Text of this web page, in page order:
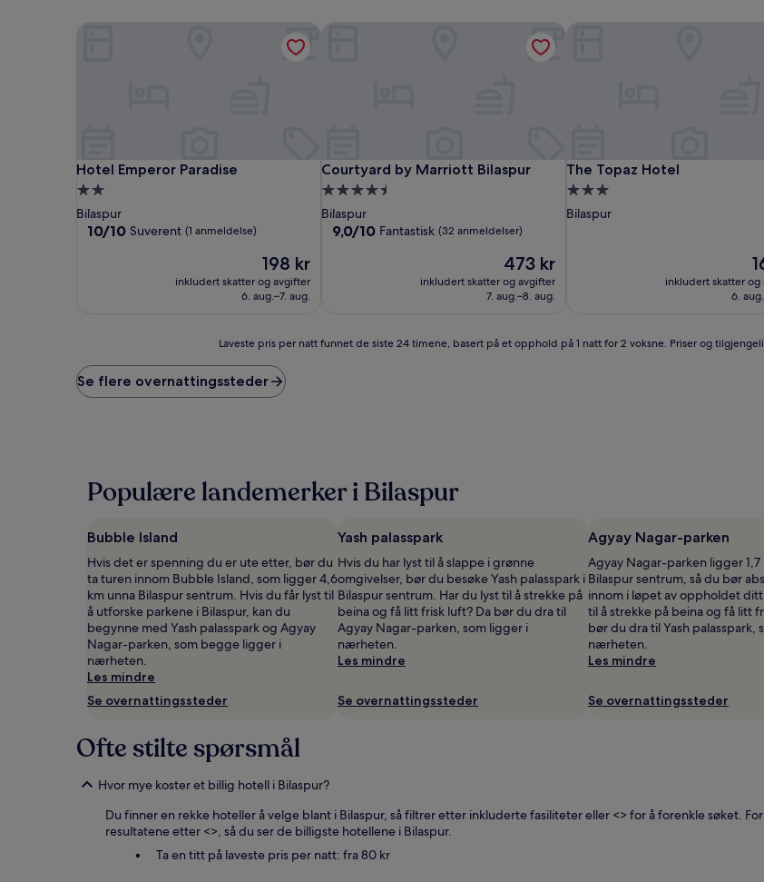
Hotel Emperor Paradise
Hotel Emperor Paradise
Overnattingssted
med
2.0
Bilaspur
10.0
10/10 Suverent (1 anmeldelse)
Prisen
er
198 kr
198 kr
inkludert skatter og avgifter
6. aug.–7. aug.
Courtyard by Marriott Bilaspur
Courtyard by Marriott Bilaspur
Overnattingssted
med
4.5
Bilaspur
9.0
9,0/10 Fantastisk (32 anmeldelser)
Prisen
er
473 kr
473 kr
inkludert skatter og avgifter
7. aug.–8. aug.
The Topaz Hotel
The Topaz Hotel
Overnattingssted
med
Bilaspur
er
inkludert skatter og
6.
per
natt
basert
opphold
på
natt
for
voksne.
Priser
og
tilgjengelighet
kan
seg.
Ytterligere
kan
Laveste pris per natt funnet de siste 24 timene, basert på et opphold på 1 natt for 2 voksne. Priser og
Se flere overnattingssteder
Populære landemerker i Bilaspur
Bubble Island
Hvis det er spenning du er ute etter, bør du
ta turen innom Bubble Island, som ligger 4,6
km unna Bilaspur sentrum. Hvis du får lyst til
å utforske parkene i Bilaspur, kan du
begynne med Yash palasspark og Agyay
Nagar-parken, som begge ligger i
nærheten.
Les mindre
Se overnattingssteder
Yash palasspark
Hvis du har lyst til å slappe i grønne
omgivelser, bør du besøke Yash palasspark i
Bilaspur sentrum. Har du lyst til å strekke på
beina og få litt frisk luft? Da bør du dra til
Agyay Nagar-parken, som ligger i
nærheten.
Les mindre
Se overnattingssteder
Agyay Nagar-parken
Agyay Nagar-parken ligger 1,7
Bilaspur sentrum, så du bør
innom i løpet av oppholdet
til å strekke på beina og få litt
bør du dra til Yash palasspark,
nærheten.
Les mindre
Se overnattingssteder
Ofte stilte spørsmål
Hvor mye koster et billig hotell i Bilaspur?
Du finner en rekke hoteller å velge blant i Bilaspur, så filtrer etter inkluderte fasiliteter eller <> for å forenkle søket.
resultatene etter <>, så du ser de billigste hotellene i Bilaspur.
Ta en titt på laveste pris per natt: fra 80 kr